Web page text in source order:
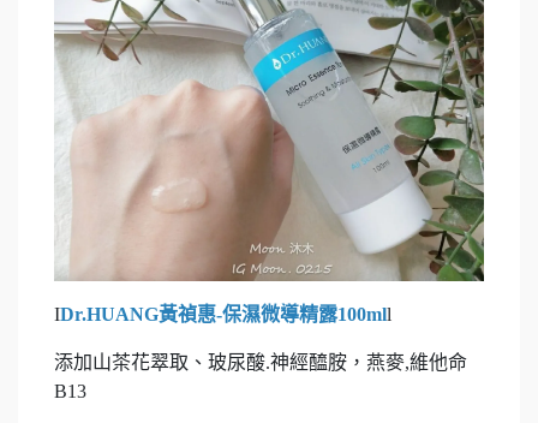
IDr.HUANG黃禎惠-保濕微導精露100mll
添加山茶花翠取、玻尿酸.神經醯胺，燕麥,維他命
B13